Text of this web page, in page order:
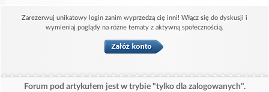
Zarezerwuj unikatowy login zanim wyprzedzą cię inni! Włącz się do dyskusji i
wymieniaj poglądy na różne tematy z aktywną społecznością.
Forum pod artykułem jest w trybie "tylko dla zalogowanych".